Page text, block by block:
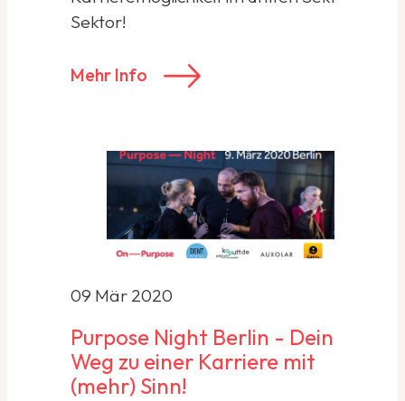
Sektor!
Mehr Info
09 Mär 2020
Purpose Night Berlin - Dein
Weg zu einer Karriere mit
(mehr) Sinn!